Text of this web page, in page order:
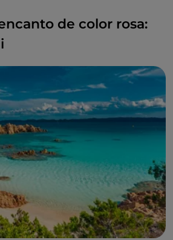
de color rosa: